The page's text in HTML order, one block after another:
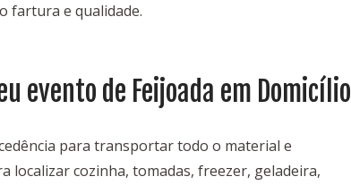
fartura e qualidade.
evento de Feijoada em Domicílio
para transportar todo o material e
localizar cozinha, tomadas, freezer, geladeira,